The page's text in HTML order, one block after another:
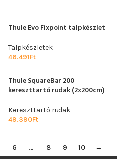
Thule Evo Fixpoint talpkészlet
Talpkészletek
46.491Ft
Thule SquareBar 200
kereszttartó rudak (2x200cm)
Kereszttartó rudak
49.390Ft
6 … 8 9 10 →